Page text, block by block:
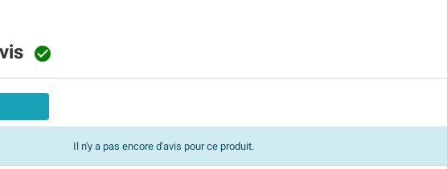

Il n'y a pas encore d'avis pour ce produit.